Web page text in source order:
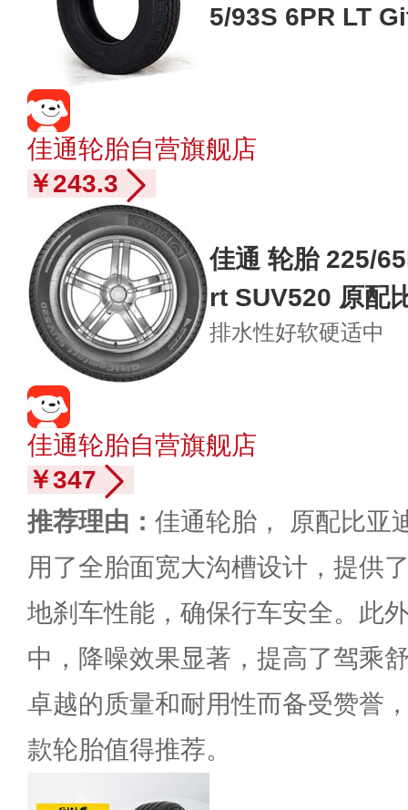
5/93S 6PR LT
佳通轮胎自营旗舰店
￥243.3
佳通 轮胎 225/
rt SUV520 原配
排水性好软硬适中
佳通轮胎自营旗舰店
￥347
推荐理由： 佳通轮胎， 原配比亚
用了全胎面宽大沟槽设计，提供
地刹车性能，确保行车安全。此
中，降噪效果显著，提高了驾乘
卓越的质量和耐用性而备受赞誉
款轮胎值得推荐。